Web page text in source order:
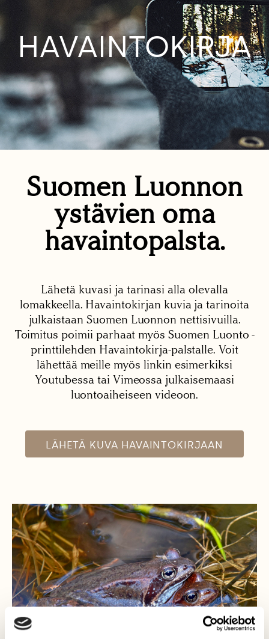
HAVAINTOKIRJA
Suomen Luonnon
ystävien oma
havaintopalsta.
Lähetä kuvasi ja tarinasi alla olevalla
lomakkeella. Havaintokirjan kuvia ja tarinoita
julkaistaan Suomen Luonnon nettisivuilla.
Toimitus poimii parhaat myös Suomen Luonto -
printtilehden Havaintokirja-palstalle. Voit
lähettää meille myös linkin esimerkiksi
Youtubessa tai Vimeossa julkaisemaasi
luontoaiheiseen videoon.
LÄHETÄ KUVA HAVAINTOKIRJAAN